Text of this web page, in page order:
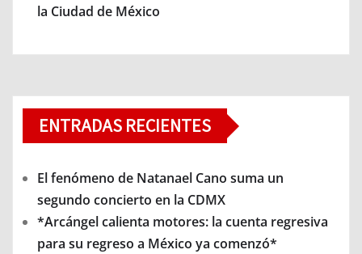
la Ciudad de México
ENTRADAS RECIENTES
El fenómeno de Natanael Cano suma un
segundo concierto en la CDMX
*Arcángel calienta motores: la cuenta regresiva
para su regreso a México ya comenzó*